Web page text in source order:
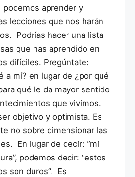
podemos aprender y
lecciones que nos harán
Podrías hacer una lista
que has aprendido en
difíciles. Pregúntate:
a mí? en lugar de ¿por qué
qué le da mayor sentido
que vivimos.
objetivo y optimista. Es
no sobre dimensionar las
En lugar de decir: “mi
podemos decir: “estos
son duros”. Es